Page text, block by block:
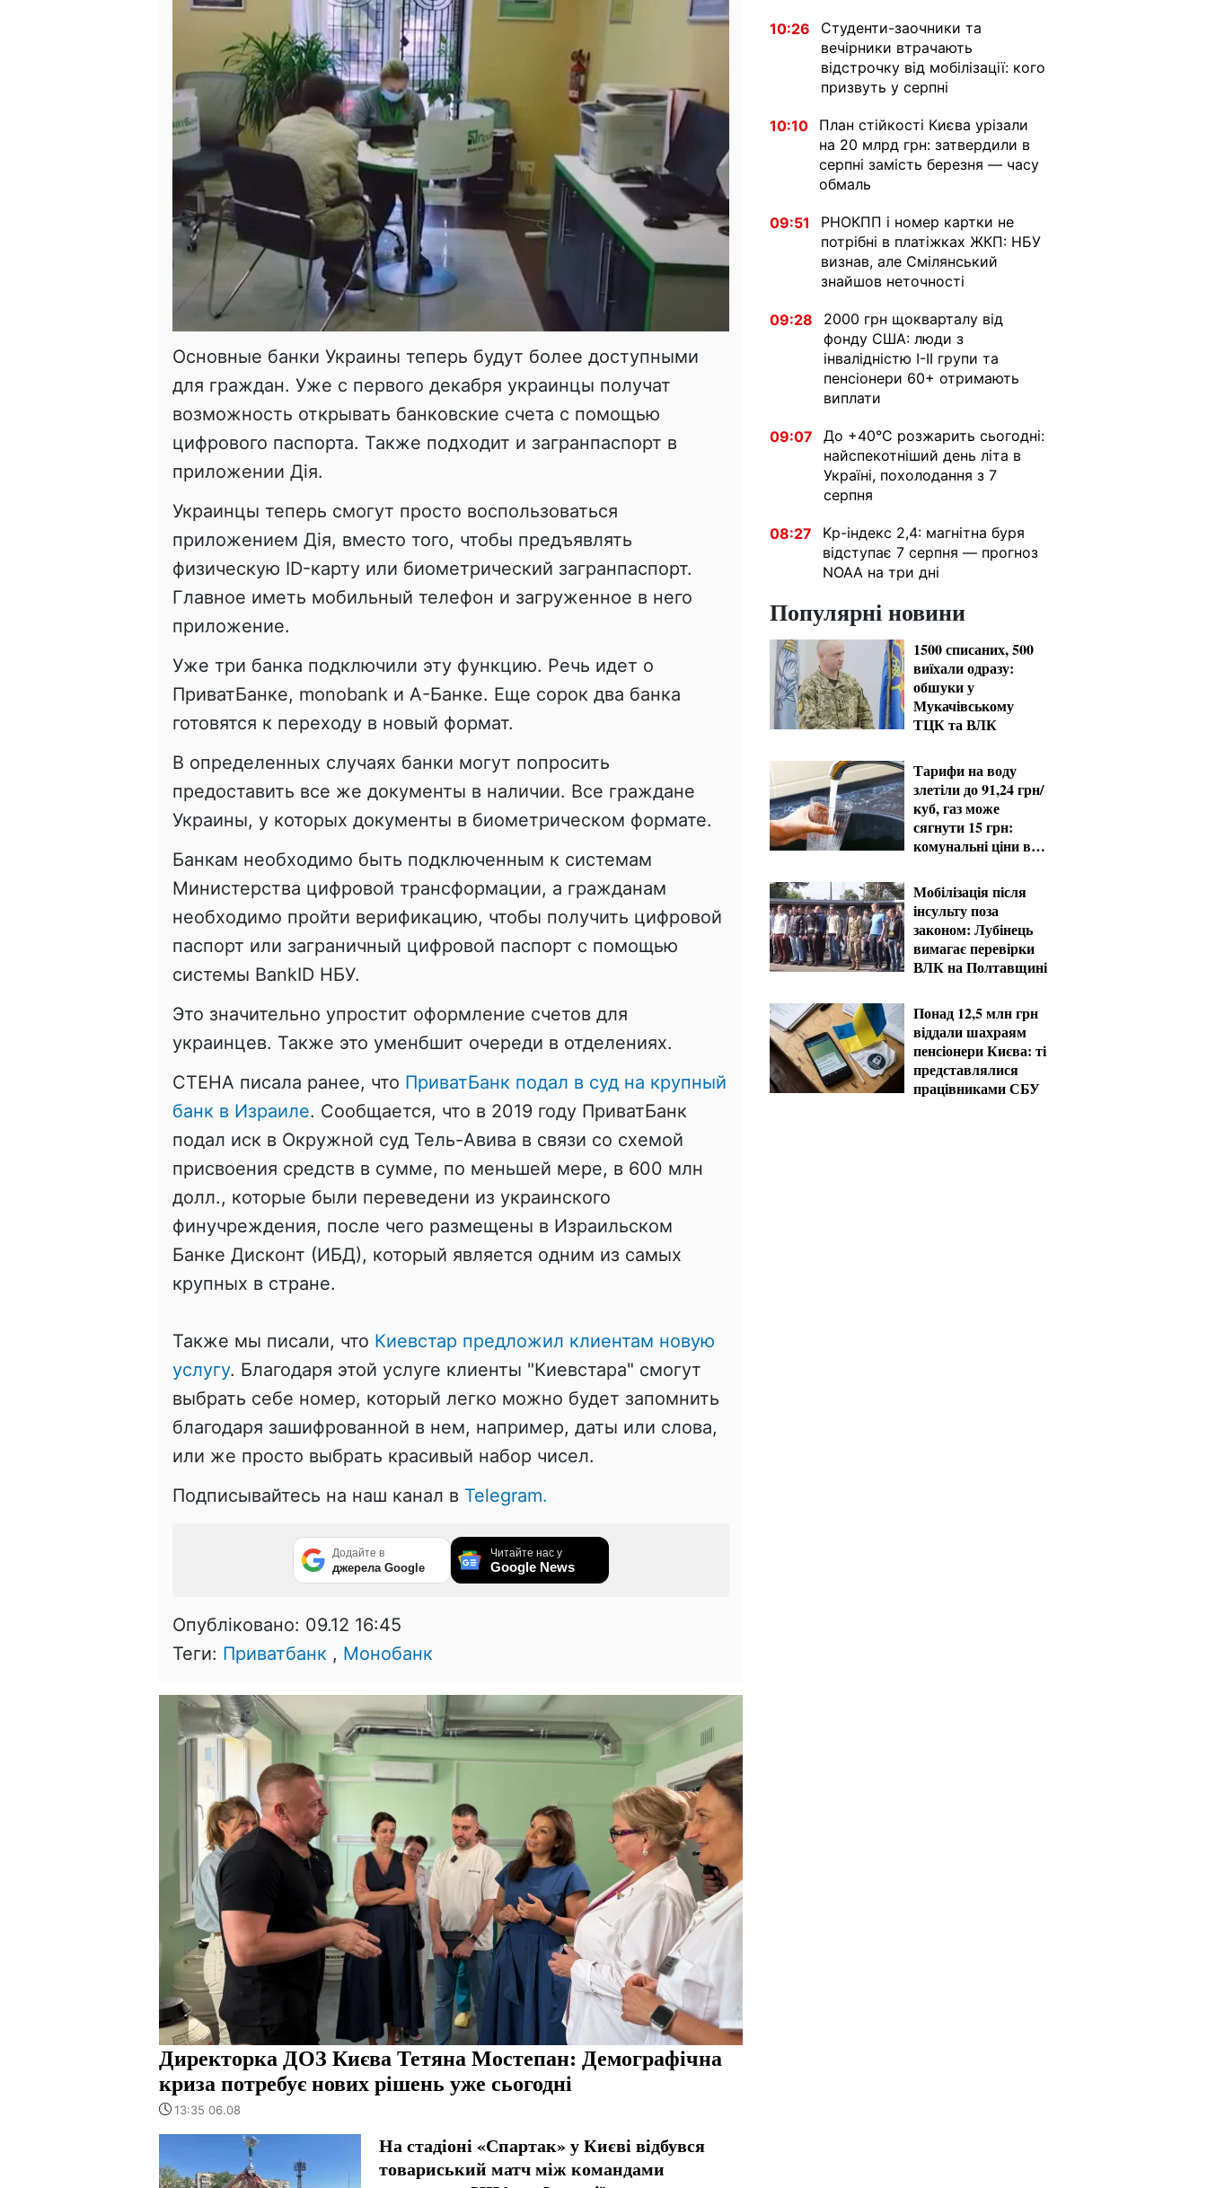
Основные банки Украины теперь будут более доступными
для граждан. Уже с первого декабря украинцы получат
возможность открывать банковские счета с помощью
цифрового паспорта. Также подходит и загранпаспорт в
приложении Дія.
Украинцы теперь смогут просто воспользоваться
приложением Дія, вместо того, чтобы предъявлять
физическую ID-карту или биометрический загранпаспорт.
Главное иметь мобильный телефон и загруженное в него
приложение.
Уже три банка подключили эту функцию. Речь идет о
ПриватБанке, monobank и А-Банке. Еще сорок два банка
готовятся к переходу в новый формат.
В определенных случаях банки могут попросить
предоставить все же документы в наличии. Все граждане
Украины, у которых документы в биометрическом формате.
Банкам необходимо быть подключенным к системам
Министерства цифровой трансформации, а гражданам
необходимо пройти верификацию, чтобы получить цифровой
паспорт или заграничный цифровой паспорт с помощью
системы BankID НБУ.
Это значительно упростит оформление счетов для
украинцев. Также это уменбшит очереди в отделениях.
СТЕНА писала ранее, что ПриватБанк подал в суд на крупный
банк в Израиле. Сообщается, что в 2019 году ПриватБанк
подал иск в Окружной суд Тель-Авива в связи со схемой
присвоения средств в сумме, по меньшей мере, в 600 млн
долл., которые были переведени из украинского
финучреждения, после чего размещены в Израильском
Банке Дисконт (ИБД), который является одним из самых
крупных в стране.
Также мы писали, что Киевстар предложил клиентам новую
услугу. Благодаря этой услуге клиенты "Киевстара" смогут
выбрать себе номер, который легко можно будет запомнить
благодаря зашифрованной в нем, например, даты или слова,
или же просто выбрать красивый набор чисел.
Подписывайтесь на наш канал в Telegram.
Додайте в
джерела Google
Читайте нас у
Google News
Опубліковано: 09.12 16:45
Теги: Приватбанк , Монобанк
Директорка ДОЗ Києва Тетяна Мостепан: Демографічна
криза потребує нових рішень уже сьогодні
13:35 06.08
На стадіоні «Спартак» у Києві відбувся
товариський матч між командами
10:26
Студенти-заочники та
вечірники втрачають
відстрочку від мобілізації: кого
призвуть у серпні
10:10
План стійкості Києва урізали
на 20 млрд грн: затвердили в
серпні замість березня — часу
обмаль
09:51
РНОКПП і номер картки не
потрібні в платіжках ЖКП: НБУ
визнав, але Смілянський
знайшов неточності
09:28
2000 грн щокварталу від
фонду США: люди з
інвалідністю I-II групи та
пенсіонери 60+ отримають
виплати
09:07
До +40°С розжарить сьогодні:
найспекотніший день літа в
Україні, похолодання з 7
серпня
08:27
Kp-індекс 2,4: магнітна буря
відступає 7 серпня — прогноз
NOAA на три дні
Популярні новини
1500 списаних, 500
виїхали одразу:
обшуки у
Мукачівському
ТЦК та ВЛК
Тарифи на воду
злетіли до 91,24 грн/
куб, газ може
сягнути 15 грн:
комунальні ціни в
Мобілізація після
інсульту поза
законом: Лубінець
вимагає перевірки
ВЛК на Полтавщині
Понад 12,5 млн грн
віддали шахраям
пенсіонери Києва: ті
представлялися
працівниками СБУ